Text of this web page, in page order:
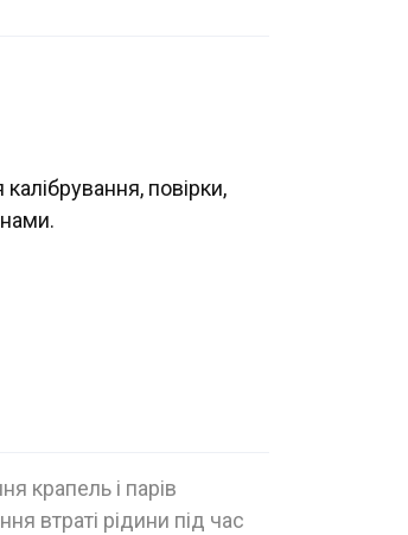
повірки,
крапель і парів
втраті рідини під час